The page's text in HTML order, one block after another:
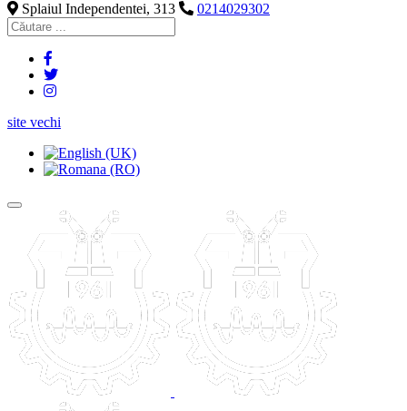
Splaiul Independentei, 313 0214029302
site vechi